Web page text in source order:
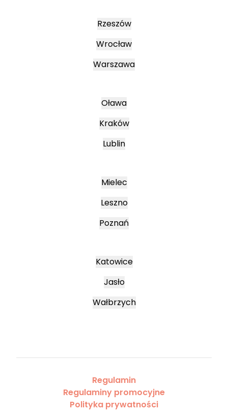
Rzeszów
Wrocław
Warszawa
Oława
Kraków
Lublin
Mielec
Leszno
Poznań
Katowice
Jasło
Wałbrzych
Regulamin
Regulaminy promocyjne
Polityka prywatności